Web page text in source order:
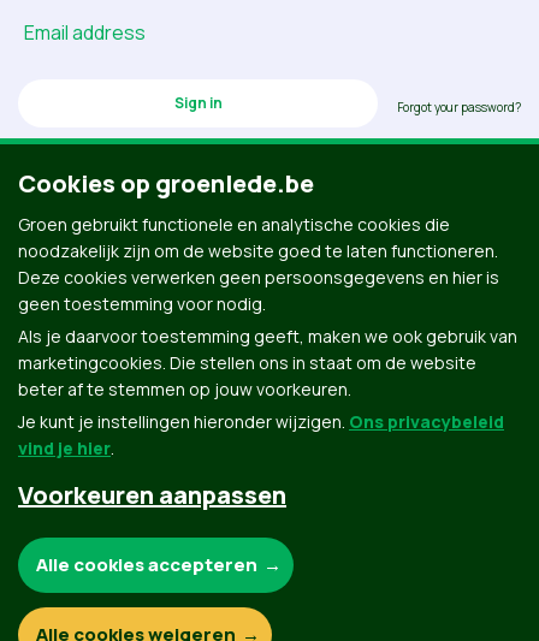
Email address
Forgot your password?
Don’t have an account? Click here to create one.
Groen.be
Contact Privacybeleid
Cookies op groenlede.be
Groen gebruikt functionele en analytische cookies die
noodzakelijk zijn om de website goed te laten functioneren.
Deze cookies verwerken geen persoonsgegevens en hier is
geen toestemming voor nodig.
Als je daarvoor toestemming geeft, maken we ook gebruik van
marketingcookies. Die stellen ons in staat om de website
beter af te stemmen op jouw voorkeuren.
Je kunt je instellingen hieronder wijzigen. Ons privacybeleid
vind je hier.
Voorkeuren aanpassen
Functionele en analytische cookies:
Alle cookies accepteren
Alle cookies weigeren